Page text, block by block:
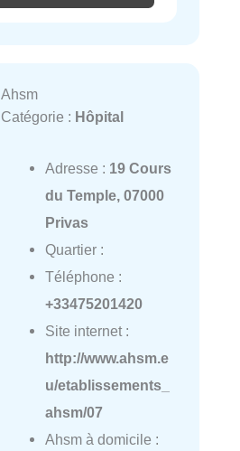
Ahsm
Catégorie : Hôpital
Adresse : 19 Cours
du Temple, 07000
Privas
Quartier :
Téléphone :
+33475201420
Site internet :
http://www.ahsm.e
u/etablissements_
ahsm/07
Ahsm à domicile :